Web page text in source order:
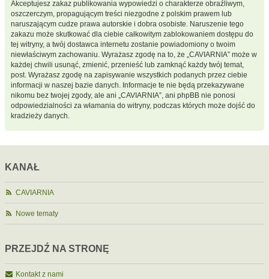
Akceptujesz zakaz publikowania wypowiedzi o charakterze obraźliwym,
oszczerczym, propagującym treści niezgodne z polskim prawem lub
naruszającym cudze prawa autorskie i dobra osobiste. Naruszenie tego
zakazu może skutkować dla ciebie całkowitym zablokowaniem dostępu do
tej witryny, a twój dostawca internetu zostanie powiadomiony o twoim
niewłaściwym zachowaniu. Wyrażasz zgodę na to, że „CAVIARNIA” może w
każdej chwili usunąć, zmienić, przenieść lub zamknąć każdy twój temat,
post. Wyrażasz zgodę na zapisywanie wszystkich podanych przez ciebie
informacji w naszej bazie danych. Informacje te nie będą przekazywane
nikomu bez twojej zgody, ale ani „CAVIARNIA”, ani phpBB nie ponosi
odpowiedzialności za włamania do witryny, podczas których może dojść do
kradzieży danych.
KANAŁ
CAVIARNIA
Nowe tematy
PRZEJDŹ NA STRONĘ
Kontakt z nami